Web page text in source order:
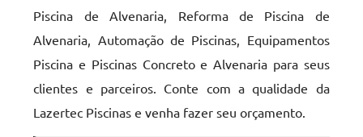
Piscina de Alvenaria, Reforma de Piscina de
Alvenaria, Automação de Piscinas, Equipamentos
Piscina e Piscinas Concreto e Alvenaria para seus
clientes e parceiros. Conte com a qualidade da
Lazertec Piscinas e venha fazer seu orçamento.